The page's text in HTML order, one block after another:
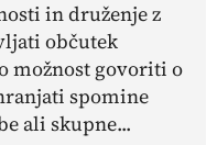
in druženje z
občutek
možnost govoriti o
spomine
ali skupne...